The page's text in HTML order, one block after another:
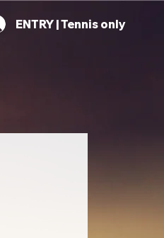
ENTRY | Tennis only